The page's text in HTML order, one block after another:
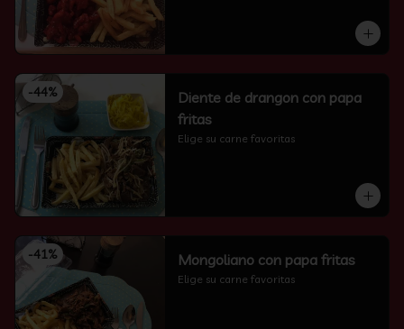
-44%
Diente de drangon con papa
fritas
Elige su carne favoritas
-41% Mongoliano con papa fritas
Elige su carne favoritas